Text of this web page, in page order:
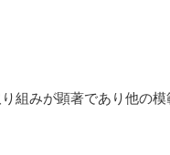
組みが顕著であり他の模